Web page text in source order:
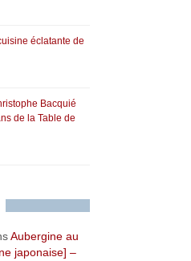
éclatante de
Bacquié
de la Table de
Aubergine au
japonaise] –